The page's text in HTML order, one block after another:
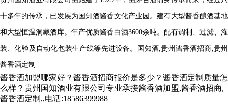
十多年的传承，已发展为国知酒酱香文化产业园。建有大型酱香酿酒基地
和大型恒温洞藏酒库。年产优质酱香白酒3600余吨。配有调制、过滤、灌
装、化验及自动化包装生产线等先进设备。 国知酒,贵州酱香酒招商,贵州
酱香酒定制
酱香酒加盟哪家好？酱香酒招商报价是多少？酱香酒定制质量怎
么样？贵州国知酒业有限公司专业承接酱香酒加盟,酱香酒招商,
酱香酒定制,,电话:18586399988